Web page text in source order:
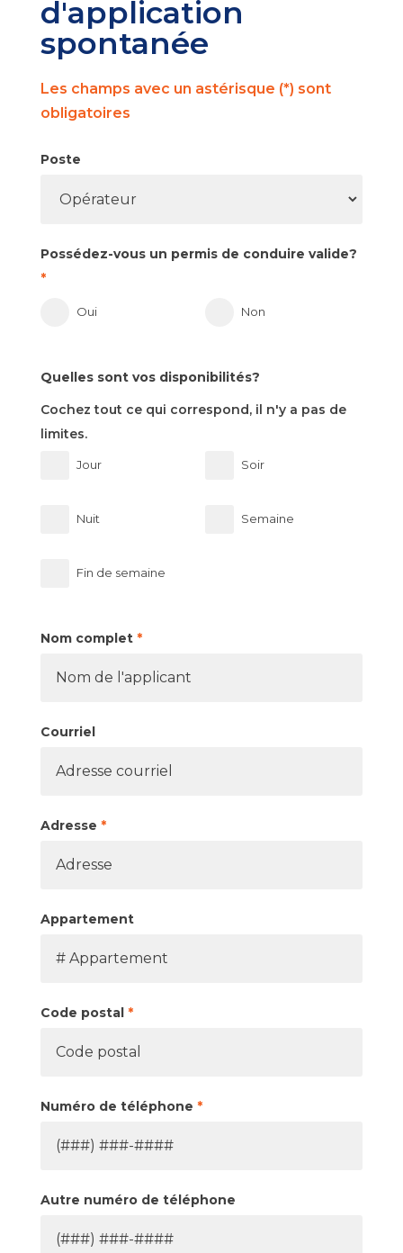
spontanée
d'application
spontanée
Les champs avec un astérisque (*) sont
obligatoires
Poste
Possédez-vous un permis de conduire valide?
*
Oui Non
Quelles sont vos disponibilités?
Cochez tout ce qui correspond, il n'y a pas de
limites.
Jour Soir
Nuit Semaine
Fin de semaine
Nom complet *
Courriel
Adresse *
Appartement
Code postal *
Numéro de téléphone *
Autre numéro de téléphone
Si
êtes
humain,
ne
remplissez
champ.